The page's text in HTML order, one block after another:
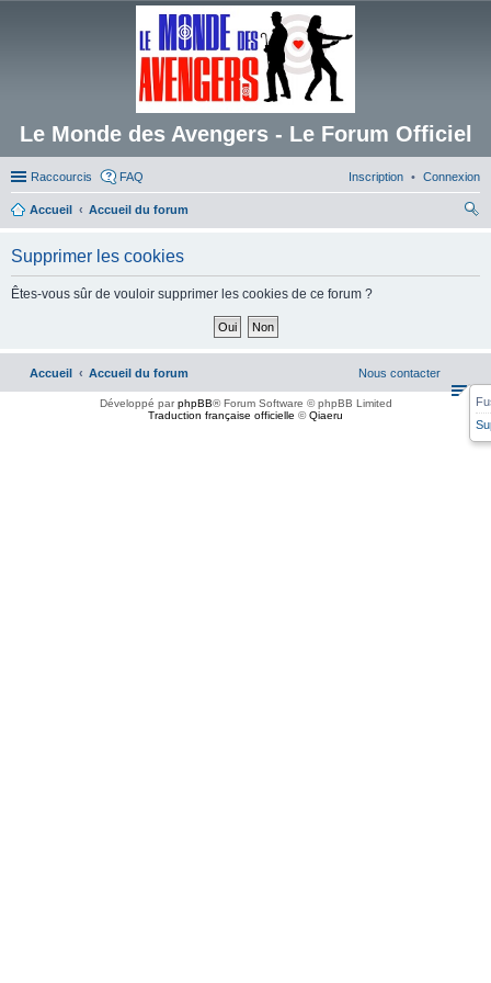
Le Monde des Avengers - Le Forum Officiel
Raccourcis FAQ Connexion
Inscription
Accueil
Accueil du forum
Supprimer les cookies
Êtes-vous sûr de vouloir supprimer les cookies de ce forum ?
Accueil Accueil du forum Nous contacter
Développé parphpBB® Forum Software © phpBB Limited
Traduction française officielle ©Qiaeru